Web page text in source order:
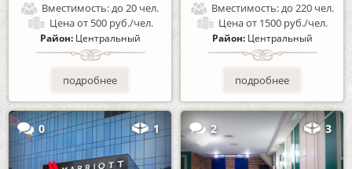
Вместимость:до 20 чел.
Ценаот 500 руб./чел.
Район: Центральный
подробнее
Вместимость:до 220 чел.
Ценаот 1500 руб./чел.
Район: Центральный
подробнее
0 1 2 3